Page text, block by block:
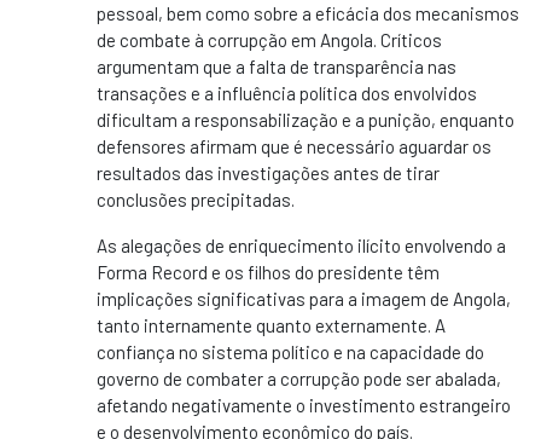
pessoal, bem como sobre a eficácia dos mecanismos
de combate à corrupção em Angola. Críticos
argumentam que a falta de transparência nas
transações e a influência política dos envolvidos
dificultam a responsabilização e a punição, enquanto
defensores afirmam que é necessário aguardar os
resultados das investigações antes de tirar
conclusões precipitadas.
As alegações de enriquecimento ilícito envolvendo a
Forma Record e os filhos do presidente têm
implicações significativas para a imagem de Angola,
tanto internamente quanto externamente. A
confiança no sistema político e na capacidade do
governo de combater a corrupção pode ser abalada,
afetando negativamente o investimento estrangeiro
e o desenvolvimento econômico do país.